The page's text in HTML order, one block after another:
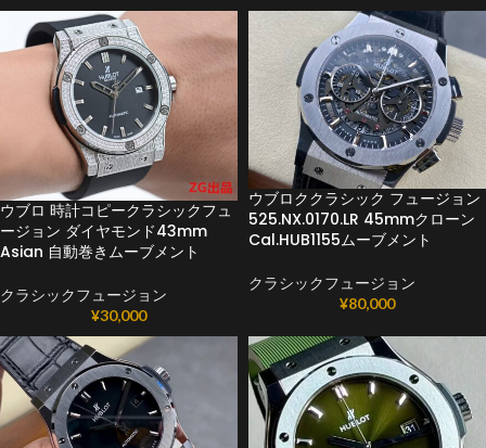
ウブロ 時計コピークラシックフュ
ージョン ダイヤモンド43mm
Asian 自動巻きムーブメント
クラシックフュージョン
¥30,000
ウブロククラシック フュージョン
525.NX.0170.LR 45mmクローン
Cal.HUB1155ムーブメント
クラシックフュージョン
¥80,000